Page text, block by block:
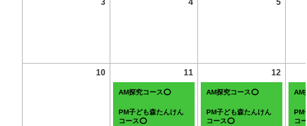
3 4 5
10 11
AM探究コース⭕
PM子ども森たんけん
コース⭕
12
AM探究コース⭕
PM子ども森たんけん
コース⭕
AM
PM
コ